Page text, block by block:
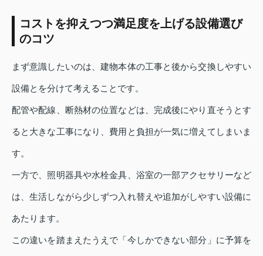
コストを抑えつつ満足度を上げる設備選び
のコツ
まず意識したいのは、建物本体の工事と後から交換しやすい
設備とを分けて考えることです。
配管や配線、断熱材の位置などは、完成後にやり直そうとす
ると大きな工事になり、費用と負担が一気に増えてしまいま
す。
一方で、照明器具や水栓金具、浴室の一部アクセサリーなど
は、生活しながら少しずつ入れ替えや追加がしやすい設備に
あたります。
この違いを踏まえたうえで「今しかできない部分」に予算を